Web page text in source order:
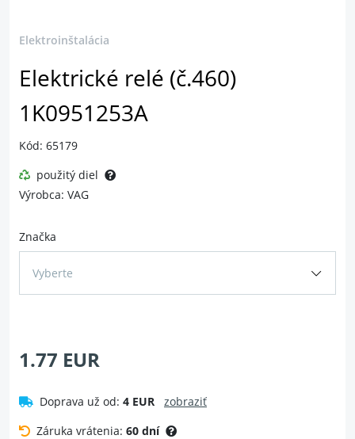
Elektroinštalácia
Elektrické relé (č.460)
1K0951253A
Kód: 65179
použitý diel
Výrobca: VAG
Značka
Vyberte
1.77 EUR
Doprava už od: 4 EUR
zobraziť
Záruka vrátenia: 60 dní